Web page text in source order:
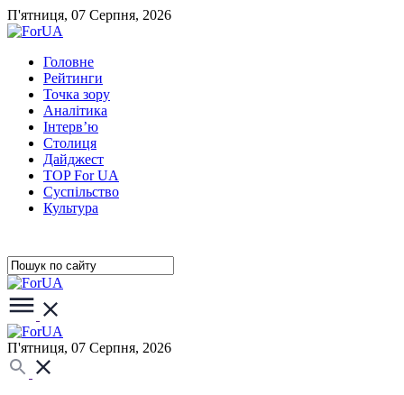
П'ятниця, 07 Серпня, 2026
Головне
Рейтинги
Точка зору
Аналітика
Інтерв’ю
Столиця
Дайджест
TOP For UA
Суспiльство
Культура
П'ятниця, 07 Серпня, 2026